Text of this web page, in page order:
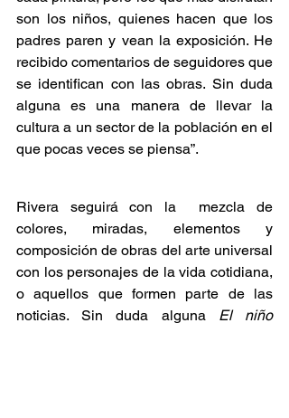
son los niños, quienes hacen que los
padres paren y vean la exposición. He
recibido comentarios de seguidores que
se identifican con las obras. Sin duda
alguna es una manera de llevar la
cultura a un sector de la población en el
que pocas veces se piensa”.
Rivera seguirá con la  mezcla de
colores, miradas, elementos y
composición de obras del arte universal
con los personajes de la vida cotidiana,
o aquellos que formen parte de las
noticias. Sin duda alguna El niño